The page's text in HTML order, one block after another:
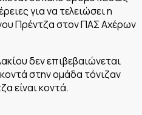
για να τελειώσει η
Πρέντζα στον ΠΑΣ Αχέρων
δεν επιβεβαιώνεται
στην ομάδα τόνιζαν
είναι κοντά.